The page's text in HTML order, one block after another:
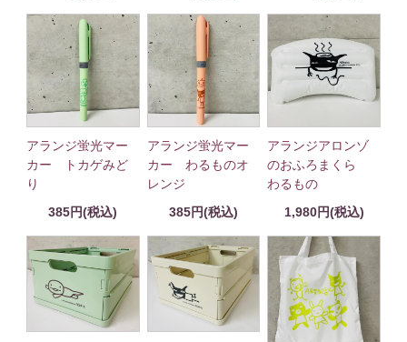
アランジ蛍光マー
カー トカゲみど
り
385円(税込)
アランジ蛍光マー
カー わるものオ
レンジ
385円(税込)
アランジアロンゾ
のおふろまくら
わるもの
1,980円(税込)